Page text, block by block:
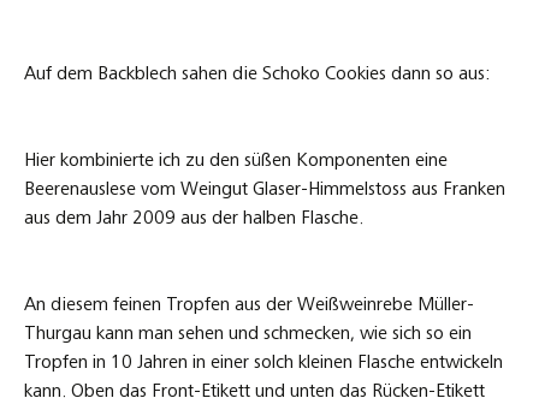
Auf dem Backblech sahen die Schoko Cookies dann so aus:
Hier kombinierte ich zu den süßen Komponenten eine
Beerenauslese vom Weingut Glaser-Himmelstoss aus Franken
aus dem Jahr 2009 aus der halben Flasche.
An diesem feinen Tropfen aus der Weißweinrebe Müller-
Thurgau kann man sehen und schmecken, wie sich so ein
Tropfen in 10 Jahren in einer solch kleinen Flasche entwickeln
kann. Oben das Front-Etikett und unten das Rücken-Etikett